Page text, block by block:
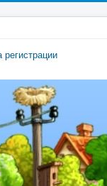
регистрации